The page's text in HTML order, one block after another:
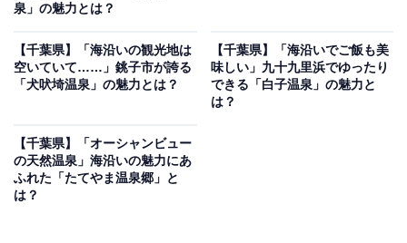
泉」の魅力とは？
【千葉県】「海沿いの観光地は
空いていて……」銚子市が誇る
「犬吠埼温泉」の魅力とは？
【千葉県】「海沿いでご飯も美
味しい」九十九里浜でゆったり
できる「白子温泉」の魅力と
は？
【千葉県】「オーシャンビュー
の天然温泉」海沿いの魅力にあ
ふれた「たてやま温泉郷」と
は？